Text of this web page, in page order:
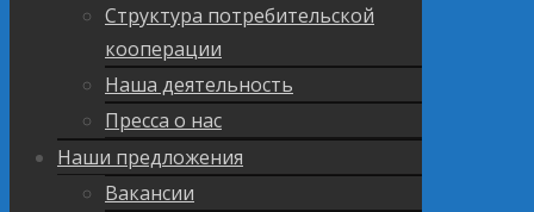
Структура потребительской
кооперации
Наша деятельность
Пресса о нас
Наши предложения
Вакансии